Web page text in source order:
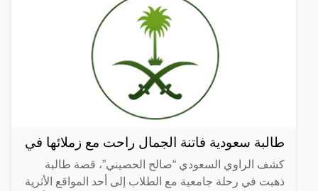
طالبة سعودية فاتنة الجمال راحت مع زملائها في
كشف الراوي السعودي “صالح الحصيني”، قصة طالبة
ذهبت في رحلة جامعية مع الطلاب إلى أحد المواقع الأثرية